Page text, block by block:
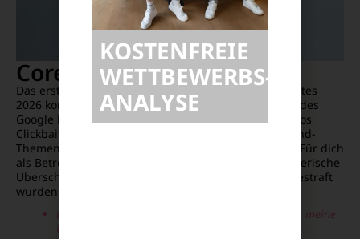
Core-Update Februar 2026
Das erste große Ereignis in der Reihe der Core-Updates
2026 konzentrierte sich primär auf die Optimierung des
Google Discover Feeds. Das Suchsystem filterte rigoros
Clickbait-Schlagzeilen und künstlich aufgebaute Trend-
Themen aus den Empfehlungen der Nutzer heraus. Für dich
als Betreiber einer Webseite bedeutet das, dass reißerische
Überschriften ohne substanziellen Inhalt sofort abgestraft
wurden.
Liefern meine Texte die echte Substanz, die meine
Überschrift dem Nutzer verspricht?
KOSTENFREIE
WETTBEWERBS­
ANALYSE